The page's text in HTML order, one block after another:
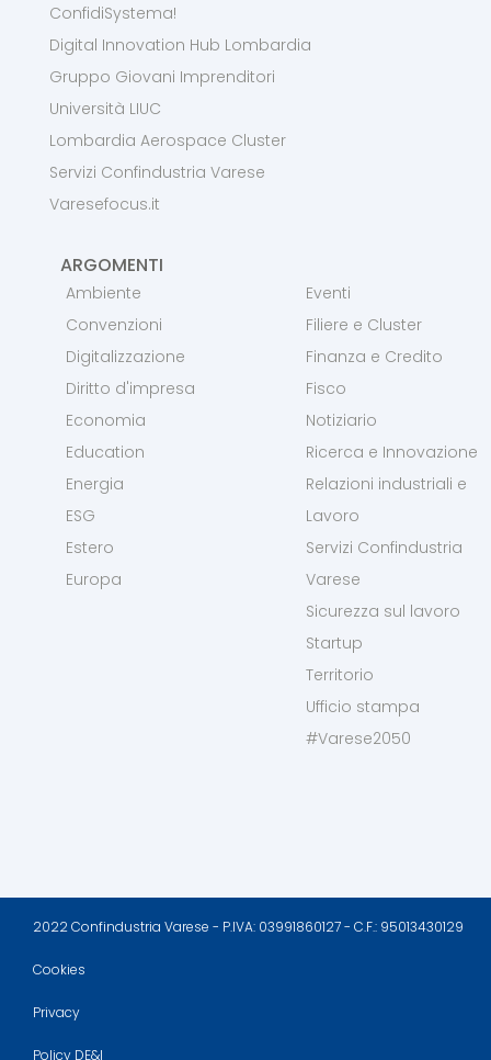
ConfidiSystema!
Digital Innovation Hub Lombardia
Gruppo Giovani Imprenditori
Università LIUC
Lombardia Aerospace Cluster
Servizi Confindustria Varese
Varesefocus.it
ARGOMENTI
Ambiente
Convenzioni
Digitalizzazione
Diritto d'impresa
Economia
Education
Energia
ESG
Estero
Europa
Eventi
Filiere e Cluster
Finanza e Credito
Fisco
Notiziario
Ricerca e Innovazione
Relazioni industriali e
Lavoro
Servizi Confindustria
Varese
Sicurezza sul lavoro
Startup
Territorio
Ufficio stampa
#Varese2050
2022 Confindustria Varese - P.IVA: 03991860127 - C.F.: 95013430129
Cookies
Privacy
Policy DE&I